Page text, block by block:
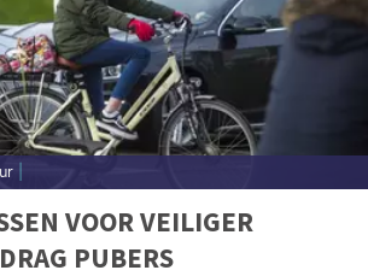
VOOR VEILIGER
PUBERS